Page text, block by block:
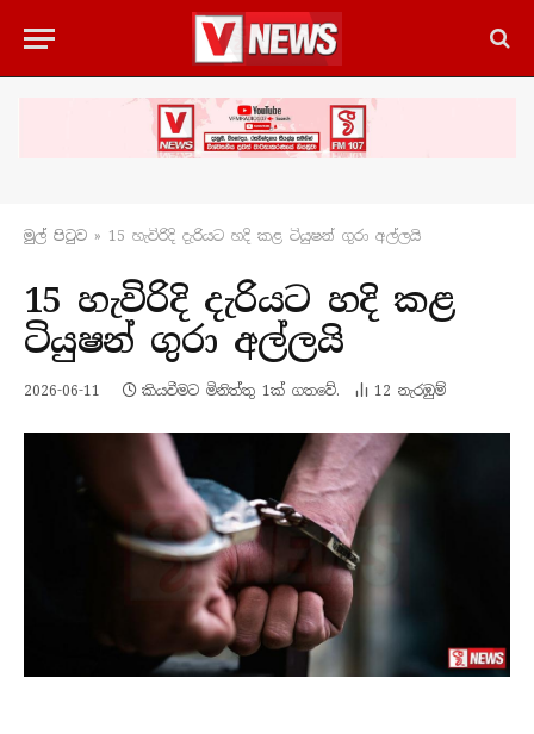
මුල් පිටු​ව » 15 හැවිරිදි දැරියට හදි කළ ටියුෂන් ගුරා අල්ලයි
15 හැවිරිදි දැරියට හදි කළ
ටියුෂන් ගුරා අල්ලයි
2026-06-11 කියවීමට මිනිත්තු 1ක් ගතවේ. 12 නැරඹු​ම්